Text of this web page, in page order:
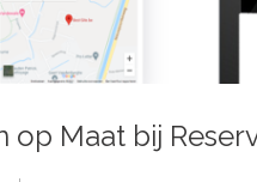
op Maat bij